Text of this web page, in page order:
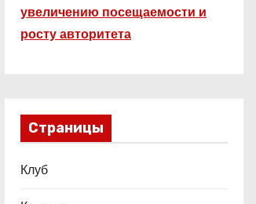
увеличению посещаемости и
росту авторитета
Страницы
Клуб